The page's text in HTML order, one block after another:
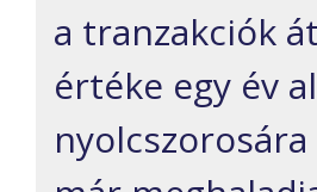
a tranzakciók
értéke egy év